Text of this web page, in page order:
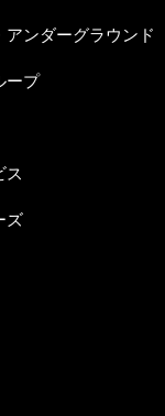
アンダーグラウンド
ープ
ス
ズ